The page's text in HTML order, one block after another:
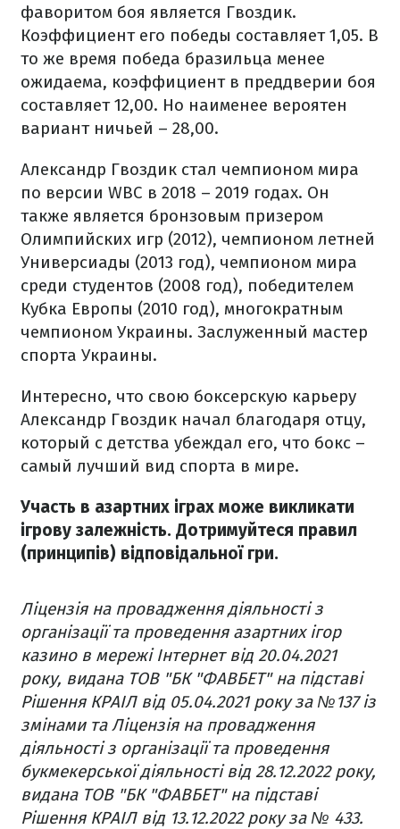
фаворитом боя является Гвоздик.
Коэффициент его победы составляет 1,05. В
то же время победа бразильца менее
ожидаема, коэффициент в преддверии боя
составляет 12,00. Но наименее вероятен
вариант ничьей – 28,00.
Александр Гвоздик стал чемпионом мира
по версии WBC в 2018 – 2019 годах. Он
также является бронзовым призером
Олимпийских игр (2012), чемпионом летней
Универсиады (2013 год), чемпионом мира
среди студентов (2008 год), победителем
Кубка Европы (2010 год), многократным
чемпионом Украины. Заслуженный мастер
спорта Украины.
Интересно, что свою боксерскую карьеру
Александр Гвоздик начал благодаря отцу,
который с детства убеждал его, что бокс –
самый лучший вид спорта в мире.
Участь в азартних іграх може викликати
ігрову залежність. Дотримуйтеся правил
(принципів) відповідальної гри.
Ліцензія на провадження діяльності з
організації та проведення азартних ігор
казино в мережі Інтернет від 20.04.2021
року, видана ТОВ "БК "ФАВБЕТ" на підставі
Рішення КРАІЛ від 05.04.2021 року за №137 із
змінами та Ліцензія на провадження
діяльності з організації та проведення
букмекерської діяльності від 28.12.2022 року,
видана ТОВ "БК "ФАВБЕТ" на підставі
Рішення КРАІЛ від 13.12.2022 року за № 433.